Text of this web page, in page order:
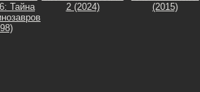
Тайна
2 (2024)
(2015)